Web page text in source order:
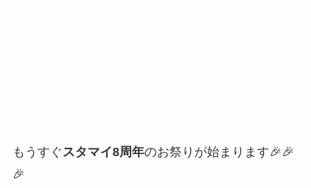
もうすぐ スタマイ8周年のお祭りが始まります🎉🎉
🎉